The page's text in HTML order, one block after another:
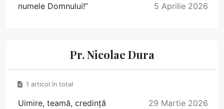
numele Domnului!”
5 Aprilie 2026
Pr. Nicolae Dura
1 articol în total
Uimire, teamă, credință 29 Martie 2026